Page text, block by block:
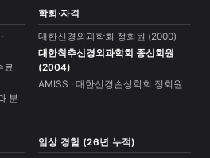
료
분
학회·자격
대한신경외과학회 정회원 (2000)
대한척추신경외과학회 종신회원
(2004)
AMISS · 대한신경손상학회 정회원
임상 경험 (26년 누적)